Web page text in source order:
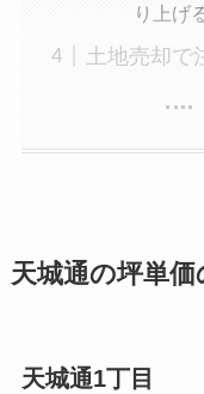
り上げ
土地売却で
天城通の坪単
天城通1丁目